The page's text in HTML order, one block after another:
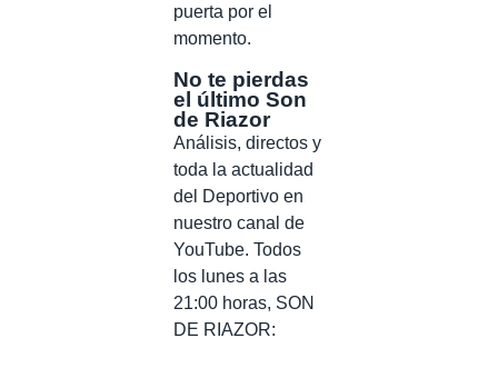
puerta por el
momento.
No te pierdas
el último Son
de Riazor
Análisis, directos y
toda la actualidad
del Deportivo en
nuestro canal de
YouTube. Todos
los lunes a las
21:00 horas, SON
DE RIAZOR: